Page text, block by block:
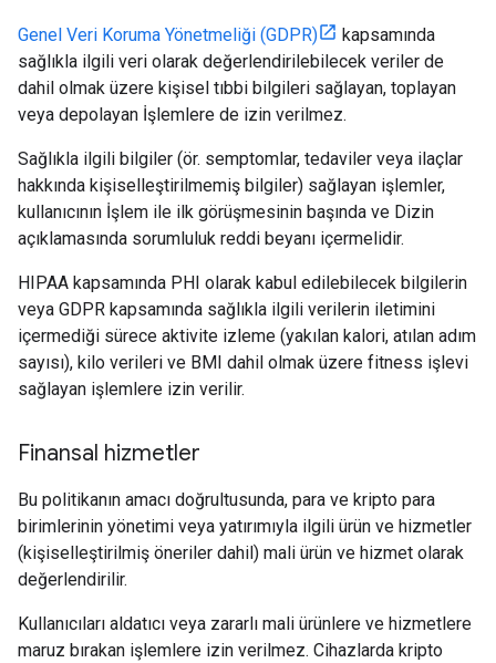
Genel Veri Koruma Yönetmeliği (GDPR)
kapsamında
sağlıkla ilgili veri olarak değerlendirilebilecek veriler de
dahil olmak üzere kişisel tıbbi bilgileri sağlayan, toplayan
veya depolayan İşlemlere de izin verilmez.
Sağlıkla ilgili bilgiler (ör. semptomlar, tedaviler veya ilaçlar
hakkında kişiselleştirilmemiş bilgiler) sağlayan işlemler,
kullanıcının İşlem ile ilk görüşmesinin başında ve Dizin
açıklamasında sorumluluk reddi beyanı içermelidir.
HIPAA kapsamında PHI olarak kabul edilebilecek bilgilerin
veya GDPR kapsamında sağlıkla ilgili verilerin iletimini
içermediği sürece aktivite izleme (yakılan kalori, atılan adım
sayısı), kilo verileri ve BMI dahil olmak üzere fitness işlevi
sağlayan işlemlere izin verilir.
Finansal hizmetler
Bu politikanın amacı doğrultusunda, para ve kripto para
birimlerinin yönetimi veya yatırımıyla ilgili ürün ve hizmetler
(kişiselleştirilmiş öneriler dahil) mali ürün ve hizmet olarak
değerlendirilir.
Kullanıcıları aldatıcı veya zararlı mali ürünlere ve hizmetlere
maruz bırakan işlemlere izin verilmez. Cihazlarda kripto